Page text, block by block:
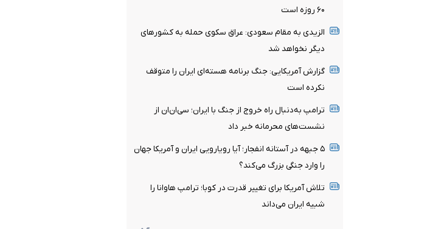
۶۰ روزه است
الزیدی به مقام سعودی: عراق سکوی حمله به کشورهای
دیگر نخواهد شد
گزارش آمریکایی: جنگ برنامه هسته‌ای ایران را متوقف
نکرده است
ترامپ به‌دنبال راه خروج از جنگ با ایران؛ سی‌ان‌ان از
نشست‌های محرمانه خبر داد
۵ جبهه در آستانه انفجار؛ آیا رویارویی ایران و آمریکا جهان
را وارد جنگی بزرگ می‌کند؟
تلاش آمریکا برای تغییر قدرت در کوبا؛ ترامپ هاوانا را
شبیه ایران می‌داند